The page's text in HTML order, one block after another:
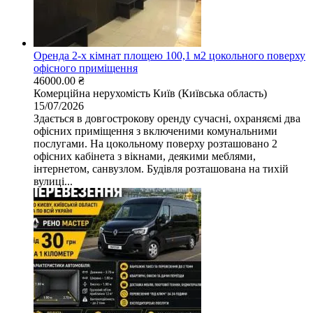
Оренда 2-х кімнат площею 100,1 м2 цокольного поверху
офісного приміщення
46000.00 ₴
Комерційна нерухомість Київ (Київська область)
15/07/2026
Здається в довгострокову оренду сучасні, охраняємі два
офісних приміщення з включеними комунальними
послугами. На цокольному поверху розташовано 2
офісних кабінета з вікнами, деякими меблями,
інтернетом, санвузлом. Будівля розташована на тихій
вулиці...